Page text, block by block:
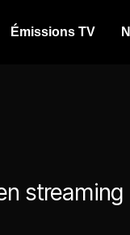
Émissions TV
streaming